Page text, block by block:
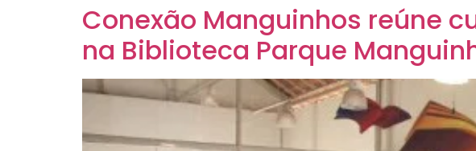
Conexão Manguinhos reúne
na Biblioteca Parque